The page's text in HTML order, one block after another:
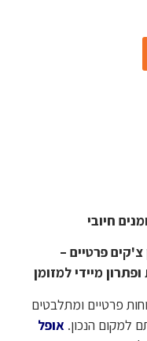
חיובי
צ'קים פרטיים –
מיידי למזומן
פרטיים ומתלבטים
למקום הנכון. אופל